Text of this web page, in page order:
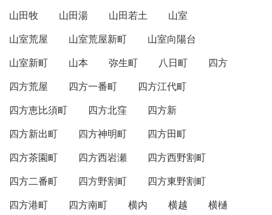
山田牧
山田湯 山田若土
山室
山室荒屋
山室荒屋新町
山室向陽台
山室新町
山本 弥生町 八日町
四方
四方荒屋
四方一番町
四方江代町
四方恵比須町
四方北窪
四方新
四方新出町
四方神明町
四方田町
四方茶園町
四方西岩瀬
四方西野割町
四方二番町
四方野割町
四方東野割町
四方港町
四方南町 横内 横越
横樋